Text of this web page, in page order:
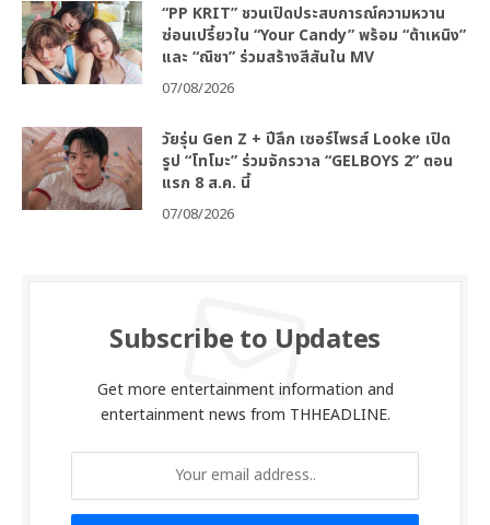
“PP KRIT” ชวนเปิดประสบการณ์ความหวาน
ซ่อนเปรี้ยวใน “Your Candy” พร้อม “ต้าเหนิง”
และ “ณิชา” ร่วมสร้างสีสันใน MV
07/08/2026
วัยรุ่น Gen Z + ปีลึก เซอร์ไพรส์ Looke เปิด
รูป “โทโมะ” ร่วมจักรวาล “GELBOYS 2” ตอน
แรก 8 ส.ค. นี้
07/08/2026
Subscribe to Updates
Get more entertainment information and
entertainment news from THHEADLINE.